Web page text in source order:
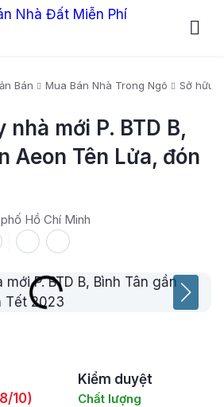
Bán Mua Bán Nhà Trong Ngõ Sở hữu
nhà mới P. BTD B,
Aeon Tên Lửa, đón
Hồ Chí Minh
10)
Kiểm duyệt
Chất lượng